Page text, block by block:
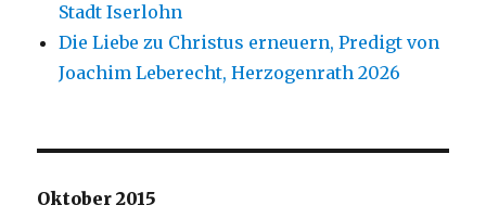
Stadt Iserlohn
Die Liebe zu Christus erneuern, Predigt von
Joachim Leberecht, Herzogenrath 2026
Oktober 2015